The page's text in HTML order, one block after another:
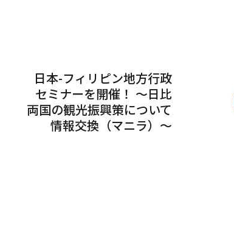
日本-フィリピン地方行政
セミナーを開催！ 〜日比
両国の観光振興策について
情報交換（マニラ）〜